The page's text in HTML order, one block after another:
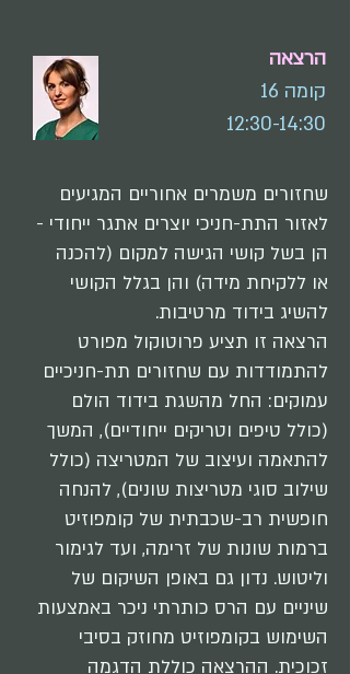
הרצאה
קומה 16
12:30-14:30
שחזורים משמרים אחוריים המגיעים
לאזור התת-חניכי יוצרים אתגר ייחודי -
הן בשל קושי הגישה למקום (להכנה
או ללקיחת מידה) והן בגלל הקושי
להשיג בידוד מרטיבות.
הרצאה זו תציע פרוטוקול מפורט
להתמודדות עם שחזורים תת-חניכיים
עמוקים: החל מהשגת בידוד הולם
(כולל טיפים וטריקים ייחודיים), המשך
להתאמה ועיצוב של המטריצה (כולל
שילוב סוגי מטריצות שונים), להנחה
חופשית רב-שכבתית של קומפוזיט
ברמות שונות של זרימה, ועד לגימור
וליטוש. נדון גם באופן השיקום של
שיניים עם הרס כותרתי ניכר באמצעות
השימוש בקומפוזיט מחוזק בסיבי
זכוכית. ההרצאה כוללת הדגמה